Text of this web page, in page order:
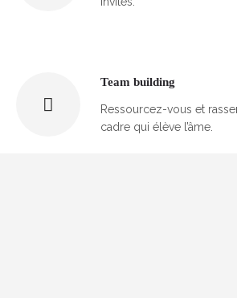
Team building
Ressourcez-vous et
cadre qui élève l’âme.